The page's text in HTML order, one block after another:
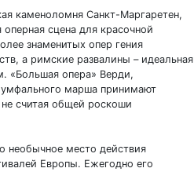
каменоломня Санкт-Маргаретен,
сцена для красочной
знаменитых опер гения
а римские развалины – идеальная
«Большая опера» Верди,
марша принимают
считая общей роскоши
необычное место действия
Европы. Ежегодно его